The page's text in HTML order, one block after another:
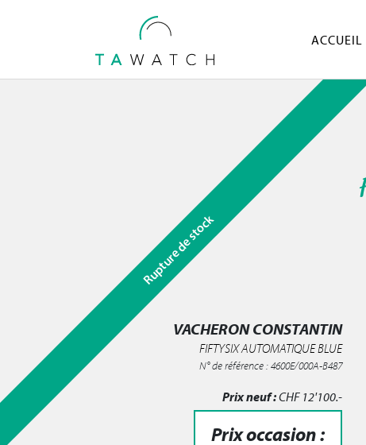
ACCUEIL
VACHERON CONSTANTIN
FIFTYSIX AUTOMATIQUE BLUE
N° de référence : 4600E/000A-B487
Prix neuf :CHF12'100.-
Prix occasion :
Rupture de stock